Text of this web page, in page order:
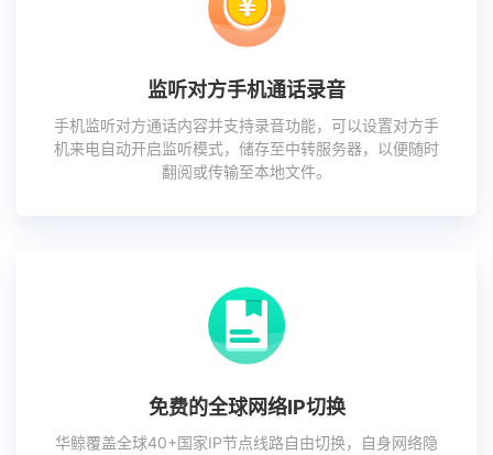
监听对方手机通话录音
手机监听对方通话内容并支持录音功能，可以设置对方手
机来电自动开启监听模式，储存至中转服务器，以便随时
翻阅或传输至本地文件。
免费的全球网络IP切换
华鲸覆盖全球40+国家IP节点线路自由切换，自身网络隐